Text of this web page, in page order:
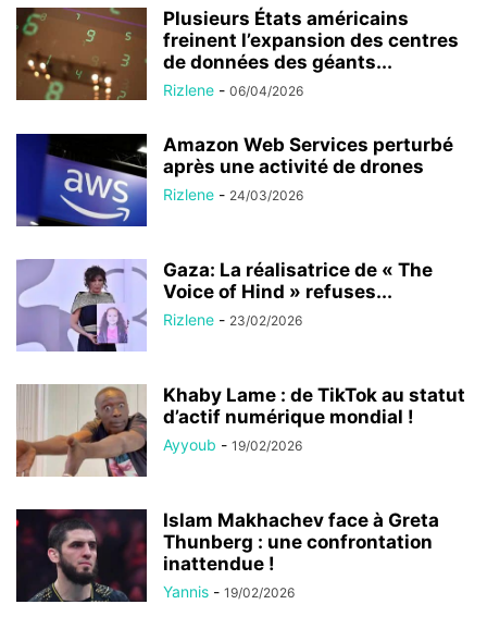
Plusieurs États américains
freinent l’expansion des centres
de données des géants...
Rizlene - 06/04/2026
Amazon Web Services perturbé
après une activité de drones
Rizlene - 24/03/2026
Gaza: La réalisatrice de « The
Voice of Hind » refuses...
Rizlene - 23/02/2026
Khaby Lame : de TikTok au statut
d’actif numérique mondial !
Ayyoub - 19/02/2026
Islam Makhachev face à Greta
Thunberg : une confrontation
inattendue !
Yannis - 19/02/2026